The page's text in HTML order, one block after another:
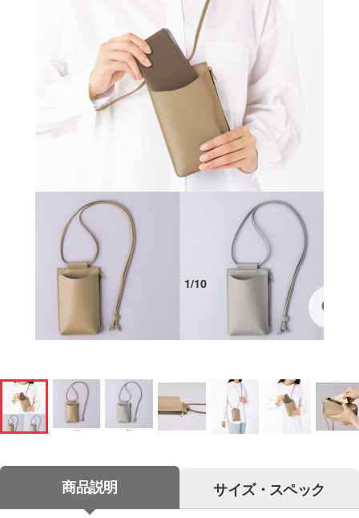
1/10
商品説明 サイズ・スペック